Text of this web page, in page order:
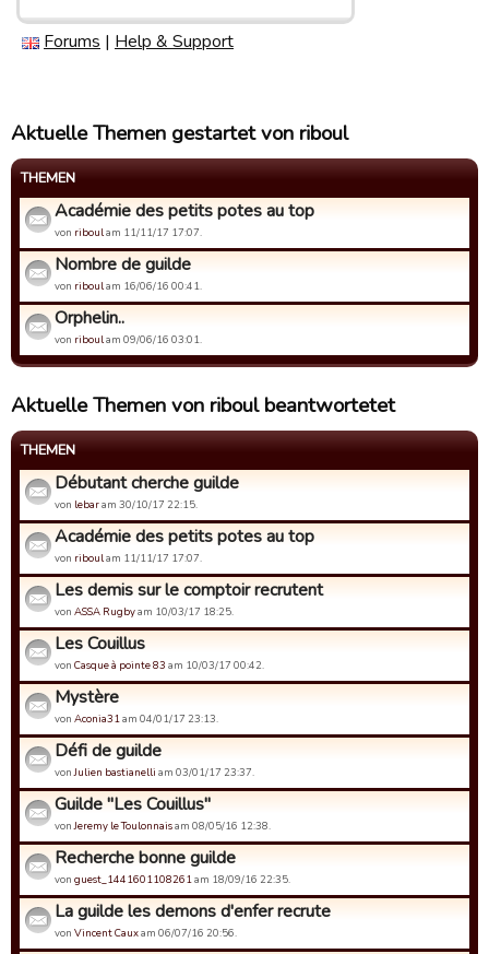
Forums | Help & Support
Aktuelle Themen gestartet von riboul
THEMEN
Académie des petits potes au top
von riboulam 11/11/17 17:07.
Nombre de guilde
von riboulam 16/06/16 00:41.
Orphelin..
von riboulam 09/06/16 03:01.
Aktuelle Themen von riboul beantwortetet
THEMEN
Débutant cherche guilde
von lebaram 30/10/17 22:15.
Académie des petits potes au top
von riboulam 11/11/17 17:07.
Les demis sur le comptoir recrutent
von ASSA Rugbyam 10/03/17 18:25.
Les Couillus
von Casque à pointe 83 am 10/03/17 00:42.
Mystère
von Aconia31am 04/01/17 23:13.
Défi de guilde
vonJulien bastianelli am 03/01/17 23:37.
Guilde "Les Couillus"
vonJeremy le Toulonnaisam 08/05/16 12:38.
Recherche bonne guilde
von guest_1441601108261am 18/09/16 22:35.
La guilde les demons d'enfer recrute
von Vincent Cauxam 06/07/16 20:56.